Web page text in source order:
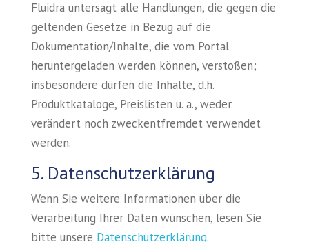
Fluidra untersagt alle Handlungen, die gegen die
geltenden Gesetze in Bezug auf die
Dokumentation/Inhalte, die vom Portal
heruntergeladen werden können, verstoßen;
insbesondere dürfen die Inhalte, d.h.
Produktkataloge, Preislisten u. a., weder
verändert noch zweckentfremdet verwendet
werden.
5. Datenschutzerklärung
Wenn Sie weitere Informationen über die
Verarbeitung Ihrer Daten wünschen, lesen Sie
bitte unsere Datenschutzerklärung.